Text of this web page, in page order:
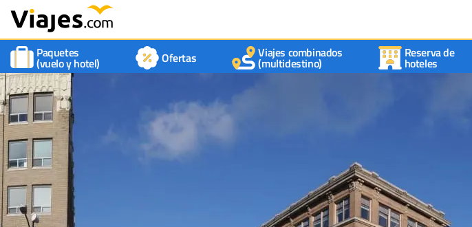
Paquetes
(vuelo y hotel) Ofertas Viajes combinados
(multidestino)
Reserva de
hoteles